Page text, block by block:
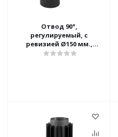
Отвод 90°,
регулируемый, с
ревизией Ø150 мм.,
KNSR150/90-CZ2 (ML) Darco